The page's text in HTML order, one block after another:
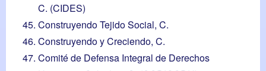
C. (CIDES)
Construyendo Tejido Social, C.
Construyendo y Creciendo, C.
Comité de Defensa Integral de Derechos